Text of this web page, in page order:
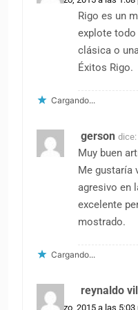
Rigo es un
explote
clásica o
Éxitos Rigo.
Cargando...
gerson dice:
Muy buen
Me gustaría
agresivo en
excelente
mostrado.
Cargando...
reynaldo
30 marzo, 2015 a las 5:03